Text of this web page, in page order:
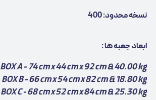
نسخه محدود: 400
ابعاد جعبه ها :
BOX A - 74 cm x 44 cm x 92 cm & 40.00 kg
BOX B - 66 cm x 54 cm x 82 cm & 18.80 kg
BOX C - 68 cm x 52 cm x 84 cm & 25.30 kg